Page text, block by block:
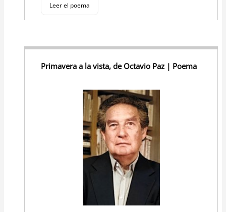
Leer el poema
Primavera a la vista, de Octavio Paz | Poema